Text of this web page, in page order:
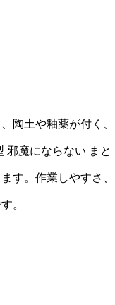
陶土や釉薬が付く、
邪魔にならない まと
す。作業しやすさ、
。